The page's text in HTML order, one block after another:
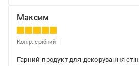
Максим
Колір: срібний
Гарний продукт для декорування стін